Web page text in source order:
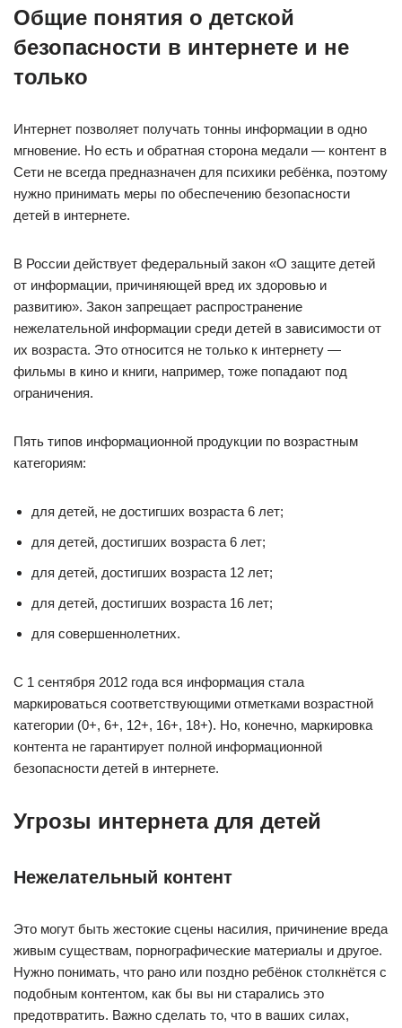
Общие понятия о детской
безопасности в интернете и не
только
Интернет позволяет получать тонны информации в одно
мгновение. Но есть и обратная сторона медали — контент в
Сети не всегда предназначен для психики ребёнка, поэтому
нужно принимать меры по обеспечению безопасности
детей в интернете.
В России действует федеральный закон «О защите детей
от информации, причиняющей вред их здоровью и
развитию». Закон запрещает распространение
нежелательной информации среди детей в зависимости от
их возраста. Это относится не только к интернету —
фильмы в кино и книги, например, тоже попадают под
ограничения.
Пять типов информационной продукции по возрастным
категориям:
для детей, не достигших возраста 6 лет;
для детей, достигших возраста 6 лет;
для детей, достигших возраста 12 лет;
для детей, достигших возраста 16 лет;
для совершеннолетних.
С 1 сентября 2012 года вся информация стала
маркироваться соответствующими отметками возрастной
категории (0+, 6+, 12+, 16+, 18+). Но, конечно, маркировка
контента не гарантирует полной информационной
безопасности детей в интернете.
Угрозы интернета для детей
Нежелательный контент
Это могут быть жестокие сцены насилия, причинение вреда
живым существам, порнографические материалы и другое.
Нужно понимать, что рано или поздно ребёнок столкнётся с
подобным контентом, как бы вы ни старались это
предотвратить. Важно сделать то, что в ваших силах,